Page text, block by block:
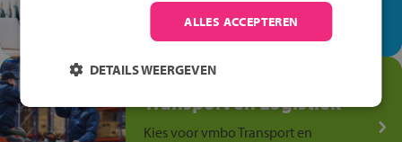
op de winkelvloer, waar elke dag
anders is!
Jouw talent in de
Transport en Logistiek
Kies voor vmbo Transport en
ALLES ACCEPTEREN
DETAILS WEERGEVEN